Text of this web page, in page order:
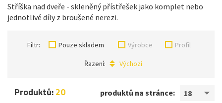
Stříška nad dveře - skleněný přístřešek jako komplet nebo
jednotlivé díly z broušené nerezi.
Filtr: Pouze skladem Výrobce Profil
Řazení: Výchozí
produktů na stránce: 18
Produktů:20